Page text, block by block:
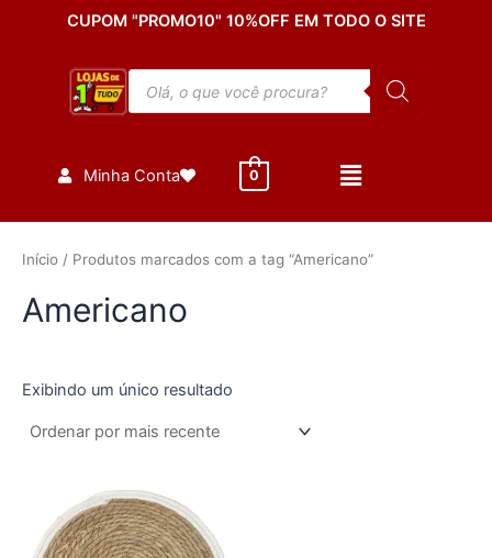
CUPOM "PROMO10" 10%OFF EM TODO O SITE
Pesquisar
produtos
Minha Conta 0
Início / Produtos marcados com a tag “Americano”
Americano
Exibindo um único resultado
Este
produto
tem